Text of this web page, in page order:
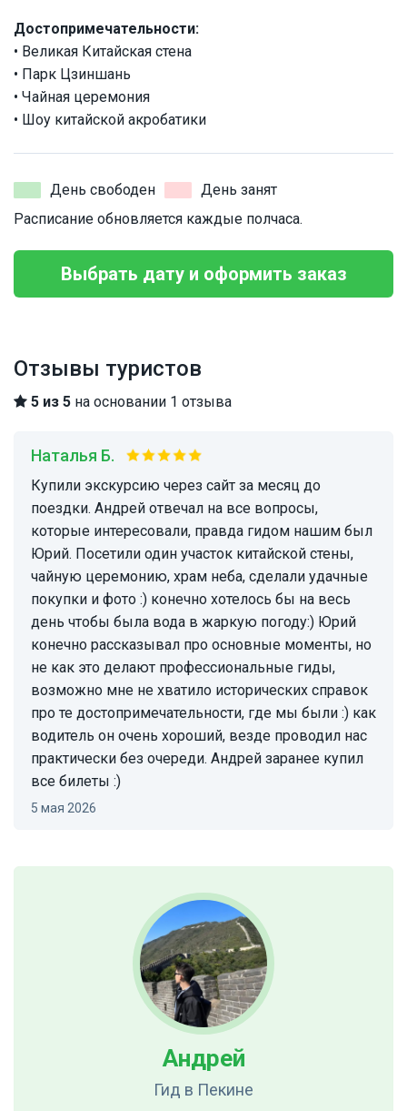
Достопримечательности:
• Великая Китайская стена
• Парк Цзиншань
• Чайная церемония
• Шоу китайской акробатики
День свободен
День занят
Расписание обновляется каждые полчаса.
Выбрать дату и оформить заказ
Отзывы туристов
5 из 5 на основании 1 отзыва
Наталья Б.
Купили экскурсию через сайт за месяц до
поездки. Андрей отвечал на все вопросы,
которые интересовали, правда гидом нашим был
Юрий. Посетили один участок китайской стены,
чайную церемонию, храм неба, сделали удачные
покупки и фото :) конечно хотелось бы на весь
день чтобы была вода в жаркую погоду:) Юрий
конечно рассказывал про основные моменты, но
не как это делают профессиональные гиды,
возможно мне не хватило исторических справок
про те достопримечательности, где мы были :) как
водитель он очень хороший, везде проводил нас
практически без очереди. Андрей заранее купил
все билеты :)
5 мая 2026
Андрей
Гид в Пекине